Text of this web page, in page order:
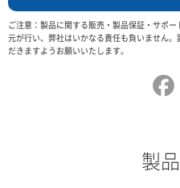
ご注意：製品に関する販売・製品保証・サポ
元が行い、弊社はいかなる責任も負いません
だきますようお願いいたします。
製